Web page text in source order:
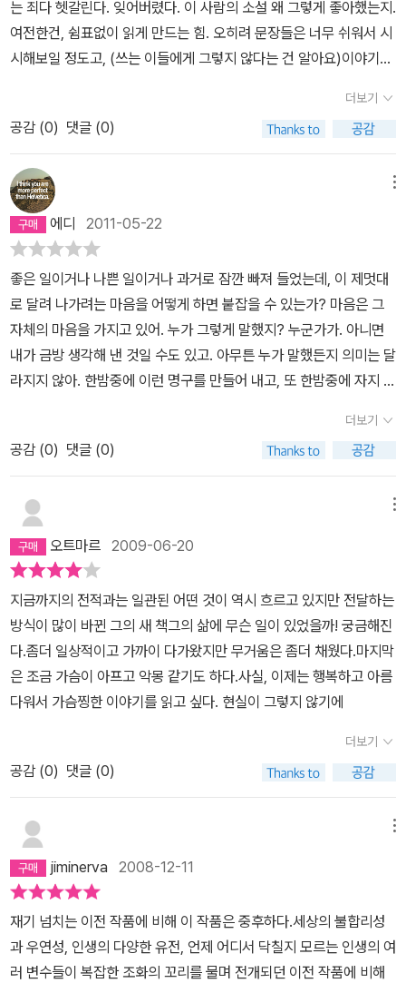
망적인 시간에도 우리를 지탱해 주는 이야기의 놀라운 힘에 대해서
말한다. 이 멋진 중편은 사뮈엘 베케트의 섬광 같은 예리함을 간직하
면서도 관대하고 넉넉한 마음을 가지고 있다. 이 소설은 우리가 더 이
상 앞으로 나아가지 못할 것 같은 때에도 앞으로 나아가야 한다고 힘
주어 말하고 있다. -존 그레고리 브라이어(버지니아 주의 스위트 브
고, 진실을 이야기함으로써 주인공브릭은 자신뿐 아니라 이혼한 딸,
깊은 상처를 가진 손녀의 아픔까지 이해하고 감싸안을 수 있었다. 실
용서나 심리학서가 시키는대로의 수동적인 치유가 아니라 조금 돌아
왔을지 모르나 어둠속 자신이 만들어낸 이야기로 자신의 아픔과 꿈과
환상을 양껏 까발리고 소금을 뿌려 고통을 극대화 시키고 그러나 결
한다. TV속 연애인들의 까발려지고 공중으로 흩어지고 마는 사생활
이야기. 실용서, 자기 계발서 속 타인의 성공담 이런것들이 아닌 조금
은 돌아가더라도 가끔은 길을 잃더라도 자신만의 이야기를 찾아야할
것이다. 베를린의 두 천사가 다시 애기한다. '영원'도 좋지만 '환상'도
좋지만 '지금'을 이야기하고 싶어..그리고 그 천사의 얘기를 곱씹으며
나는 꿈꾼다. '영원'도 좋고 '환상'도 좋고 '지금'도 좋고 그 모든 것들에
대한 '이야기'가 넘치는 세상. 어둠속에서 실용서나 자기 계발서를 읽
는 젊은이보다 이야기를 하는 젊은이가 더 많은 세상. 지금보다 덜 각
박한 그런 세상이 빨리 왔음..하는 그런 꿈..
는 죄다 헷갈린다. 잊어버렸다. 이 사람의 소설 왜 그렇게 좋아했는지.
여전한건, 쉼표없이 읽게 만드는 힘. 오히려 문장들은 너무 쉬워서 시
시해보일 정도고, (쓰는 이들에게 그렇지 않다는 건 알아요)이야기를
가보다.하룻밤에 쓱쓱 써내려간 소품 정도의 느낌인데.이야기속에서
꾸물꾸물 다른 이야기가 기어 나와. 그리고 서로 얽혀가는 맛이 참 좋
다. 브루클린에서는 나이 들어 여유롭고 다 감싸 안아줄 법한 할아버
지였는데, 이젠 좀 기운이 빠진 걸까.잠시의 단잠이 불면증을 없애주
진 못하겠지. 다들 치료받지 못하고도 살아가는데요 모.조금 안쓰럽
고 쓸쓸하고, 그렇다.오스터님, 만수무강하세요.
더보기
공감 (0) 댓글 (0)
에디 2011-05-22
좋은 일이거나 나쁜 일이거나 과거로 잠깐 빠져 들었는데, 이 제멋대
로 달려 나가려는 마음을 어떻게 하면 붙잡을 수 있는가? 마음은 그
자체의 마음을 가지고 있어. 누가 그렇게 말했지? 누군가가. 아니면
내가 금방 생각해 낸 것일 수도 있고. 아무튼 누가 말했든지 의미는 달
라지지 않아. 한밤중에 이런 명구를 만들어 내고, 또 한밤중에 자지 않
리고 손녀야. 이러한 혼란이 고통스럽기는 하지만 거기에는 아름다운
시정이 있어. 그것을 표현할 수 있는 말들이 정말로 있어. 너희들이 그
말들을 가지고 있다면 얼마나 좋을까. 그래, 미리엄. 인생은 실망스러
워. 하지만 난 네가 행복하기를 바라.-120쪽
더보기
공감 (0) 댓글 (0)
오트마르 2009-06-20
지금까지의 전적과는 일관된 어떤 것이 역시 흐르고 있지만 전달하는
방식이 많이 바뀐 그의 새 책그의 삶에 무슨 일이 있었을까! 궁금해진
다.좀더 일상적이고 가까이 다가왔지만 무거움은 좀더 채웠다.마지막
은 조금 가슴이 아프고 악몽 같기도 하다.사실, 이제는 행복하고 아름
다워서 가슴찡한 이야기를 읽고 싶다. 현실이 그렇지 않기에
더보기
공감 (0) 댓글 (0)
jiminerva 2008-12-11
재기 넘치는 이전 작품에 비해 이 작품은 중후하다.세상의 불합리성
과 우연성, 인생의 다양한 유전, 언제 어디서 닥칠지 모르는 인생의 여
러 변수들이 복잡한 조화의 꼬리를 물며 전개되던 이전 작품에 비해